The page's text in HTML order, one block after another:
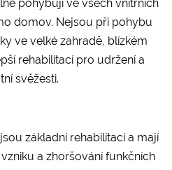
pohybují ve všech vnitřních
domov. Nejsou při pohybu
ve velké zahradě, blízkém
rehabilitací pro udržení a
svěžesti.
základní rehabilitací a mají
a zhoršování funkčních